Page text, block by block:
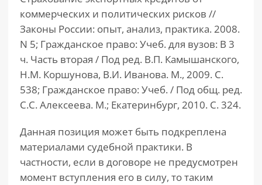
коммерческих и политических рисков //
Законы России: опыт, анализ, практика. 2008.
N 5; Гражданское право: Учеб. для вузов: В 3
ч. Часть вторая / Под ред. В.П. Камышанского,
Н.М. Коршунова, В.И. Иванова. М., 2009. С.
538; Гражданское право: Учеб. / Под общ. ред.
С.С. Алексеева. М.; Екатеринбург, 2010. С. 324.
Данная позиция может быть подкреплена
материалами судебной практики. В
частности, если в договоре не предусмотрен
момент вступления его в силу, то таким